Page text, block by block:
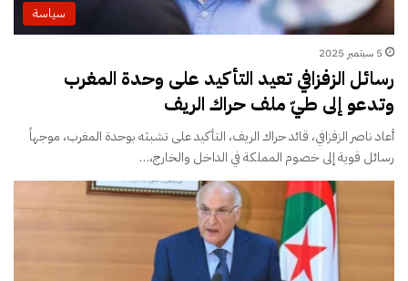
سياسة
5 سبتمبر 2025
رسائل الزفزافي تعيد التأكيد على وحدة المغرب
وتدعو إلى طيّ ملف حراك الريف
أعاد ناصر الزفزافي، قائد حراك الريف، التأكيد على تشبثه بوحدة المغرب، موجهاً
رسائل قوية إلى خصوم المملكة في الداخل والخارج،…